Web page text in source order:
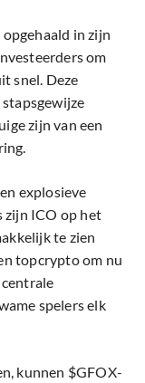
in zijn
om
snel. Deze
zijn van een
explosieve
zijn ICO op het
te zien
topcrypto om nu
spelers elk
kunnen $GFOX-